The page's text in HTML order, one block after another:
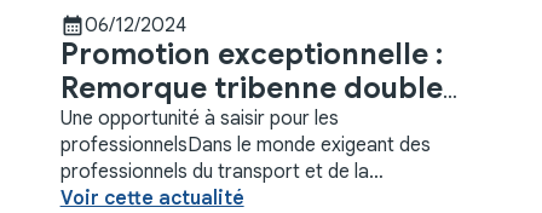
calendar_month06/12/2024
Promotion exceptionnelle :
Remorque tribenne double
essieux
Une opportunité à saisir pour les
professionnelsDans le monde exigeant des
professionnels du transport et de la
construction, avoir le bon équipement peut faire
Voir cette actualité